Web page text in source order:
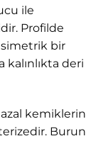
ile
Profilde
bir
deri
kemiklerin
Burun